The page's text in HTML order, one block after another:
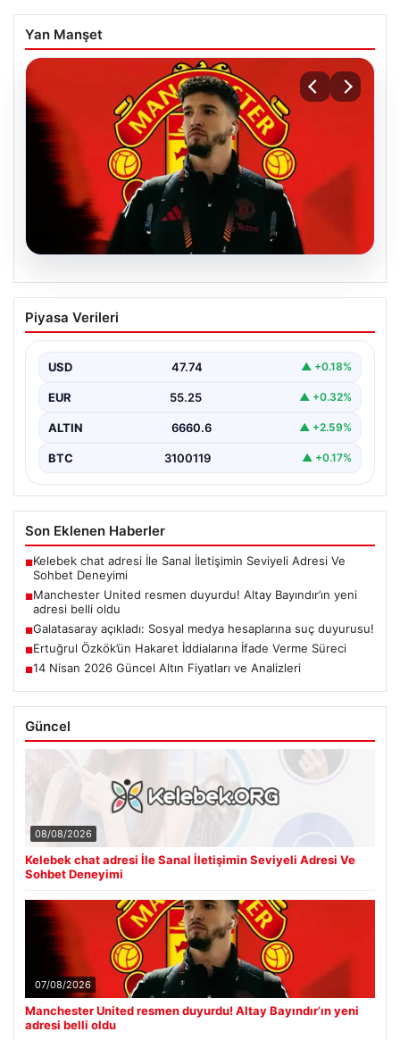
Yan Manşet
Manchester United resmen duyurdu!
Altay Bayındır’ın yeni adresi belli oldu
Piyasa Verileri
USD 47.74 ▲ +0.18%
EUR 55.25 ▲ +0.32%
ALTIN 6660.6 ▲ +2.59%
BTC 3100119 ▲ +0.17%
Son Eklenen Haberler
■Kelebek chat adresi İle Sanal İletişimin Seviyeli Adresi Ve
Sohbet Deneyimi
■Manchester United resmen duyurdu! Altay Bayındır’ın yeni
adresi belli oldu
■Galatasaray açıkladı: Sosyal medya hesaplarına suç duyurusu!
■Ertuğrul Özkök’ün Hakaret İddialarına İfade Verme Süreci
■14 Nisan 2026 Güncel Altın Fiyatları ve Analizleri
Güncel
08/08/2026
Kelebek chat adresi İle Sanal İletişimin Seviyeli Adresi Ve
Sohbet Deneyimi
07/08/2026
Manchester United resmen duyurdu! Altay Bayındır’ın yeni
adresi belli oldu